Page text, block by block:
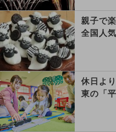
親子で
全国人
休日よ
東の「